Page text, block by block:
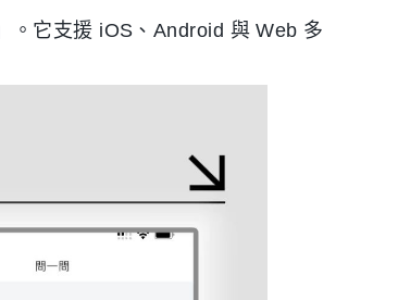
。它支援 iOS、Android 與 Web 多